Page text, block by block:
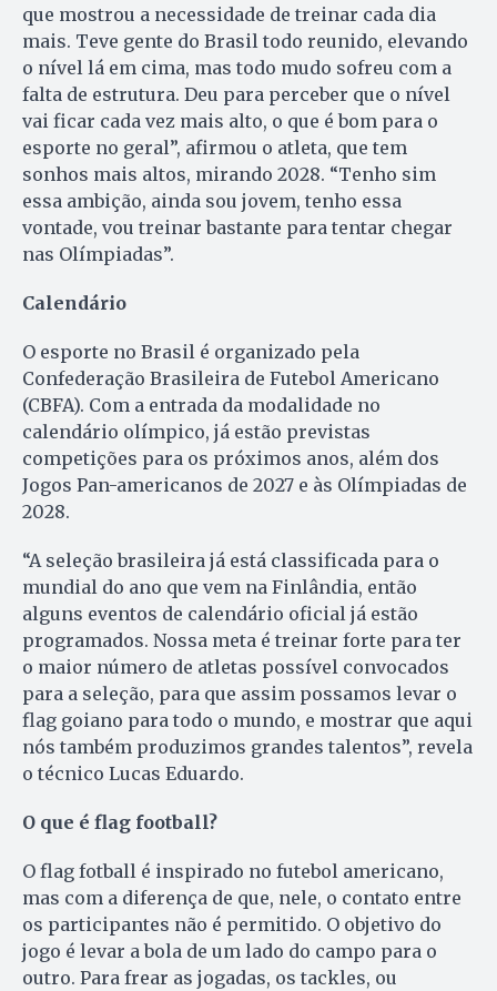
que mostrou a necessidade de treinar cada dia
mais. Teve gente do Brasil todo reunido, elevando
o nível lá em cima, mas todo mudo sofreu com a
falta de estrutura. Deu para perceber que o nível
vai ficar cada vez mais alto, o que é bom para o
esporte no geral”, afirmou o atleta, que tem
sonhos mais altos, mirando 2028. “Tenho sim
essa ambição, ainda sou jovem, tenho essa
vontade, vou treinar bastante para tentar chegar
nas Olímpiadas”.
Calendário
O esporte no Brasil é organizado pela
Confederação Brasileira de Futebol Americano
(CBFA). Com a entrada da modalidade no
calendário olímpico, já estão previstas
competições para os próximos anos, além dos
Jogos Pan-americanos de 2027 e às Olímpiadas de
2028.
“A seleção brasileira já está classificada para o
mundial do ano que vem na Finlândia, então
alguns eventos de calendário oficial já estão
programados. Nossa meta é treinar forte para ter
o maior número de atletas possível convocados
para a seleção, para que assim possamos levar o
flag goiano para todo o mundo, e mostrar que aqui
nós também produzimos grandes talentos”, revela
o técnico Lucas Eduardo.
O que é flag football?
O flag fotball é inspirado no futebol americano,
mas com a diferença de que, nele, o contato entre
os participantes não é permitido. O objetivo do
jogo é levar a bola de um lado do campo para o
outro. Para frear as jogadas, os tackles, ou